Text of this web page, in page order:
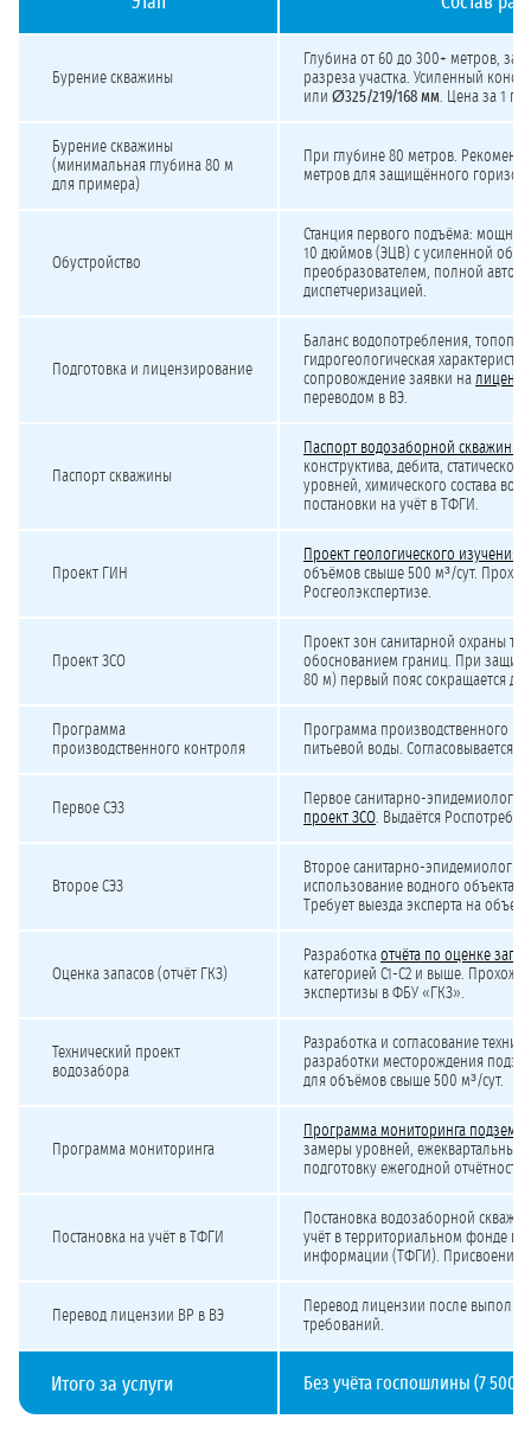
Бурение скважины
Глубина от 60 до 300+ метров,
разреза участка. Усиленный
или Ø325/219/168 мм. Цена за 1
Бурение скважины
(минимальная глубина 80 м
для примера)
При глубине 80 метров.
метров для защищённого
Обустройство
Станция первого подъёма:
10 дюймов (ЭЦВ) с усиленной
преобразователем, полной
диспетчеризацией.
Подготовка и лицензирование
Баланс водопотребления,
гидрогеологическая
сопровождение заявки на
переводом в ВЭ.
Паспорт скважины
Паспорт водозаборной скважины
конструктива, дебита,
уровней, химического состава
постановки на учёт в ТФГИ.
Проект ГИН
Проект геологического изучения
объёмов свыше 500 м³/сут.
Росгеолэкспертизе.
Проект ЗСО
Проект зон санитарной охраны
обоснованием границ. При
80 м) первый пояс сокращается до
Программа
производственного контроля
Программа производственного
питьевой воды. Согласовывается
Первое СЭЗ
Первое санитарно-
проект ЗСО. Выдаётся
Второе СЭЗ
Второе санитарно-
использование водного объекта
Требует выезда эксперта на объект.
Оценка запасов (отчёт ГКЗ)
Разработка отчёта по оценке
категорией С1-С2 и выше.
экспертизы в ФБУ «ГКЗ».
Технический проект
водозабора
Разработка и согласование
разработки месторождения
для объёмов свыше 500 м³/сут.
Программа мониторинга
Программа мониторинга
замеры уровней, ежеквартальные
подготовку ежегодной
Постановка на учёт в ТФГИ
Постановка водозаборной
учёт в территориальном фонде
информации (ТФГИ). Присвоение
Перевод лицензии ВР в ВЭ
Перевод лицензии после
требований.
Итого за услуги Без учёта госпошлины (7 500